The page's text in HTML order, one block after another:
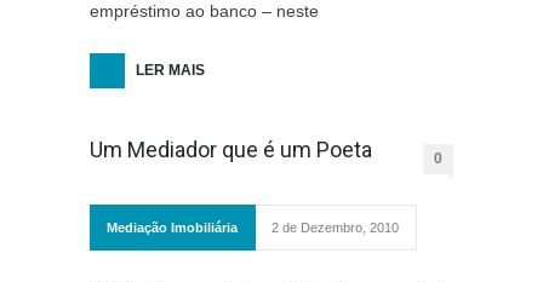
empréstimo ao banco – neste
LER MAIS
Um Mediador que é um Poeta 0
Mediação Imobiliária 2 de Dezembro, 2010